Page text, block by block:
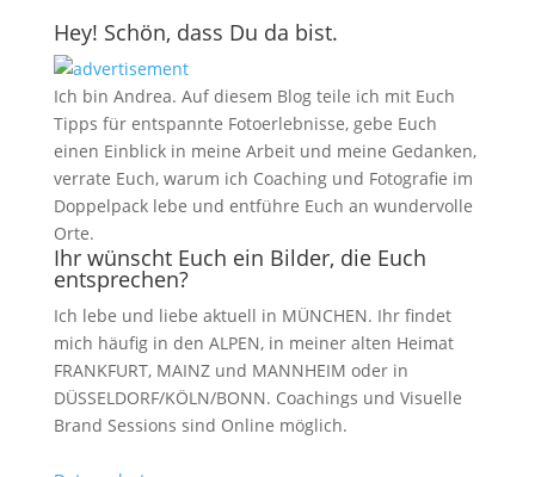
Hey! Schön, dass Du da bist.
Ich bin Andrea. Auf diesem Blog teile ich mit Euch
Tipps für entspannte Fotoerlebnisse, gebe Euch
einen Einblick in meine Arbeit und meine Gedanken,
verrate Euch, warum ich Coaching und Fotografie im
Doppelpack lebe und entführe Euch an wundervolle
Orte.
Ihr wünscht Euch ein Bilder, die Euch
entsprechen?
Ich lebe und liebe aktuell in MÜNCHEN. Ihr findet
mich häufig in den ALPEN, in meiner alten Heimat
FRANKFURT, MAINZ und MANNHEIM oder in
DÜSSELDORF/KÖLN/BONN. Coachings und Visuelle
Brand Sessions sind Online möglich.